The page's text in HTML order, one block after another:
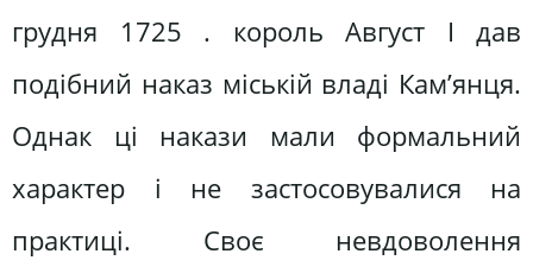
грудня 1725 . король Август І дав
подібний наказ міській владі Кам’янця.
Однак ці накази мали формальний
характер і не застосовувалися на
практиці. Своє невдоволення